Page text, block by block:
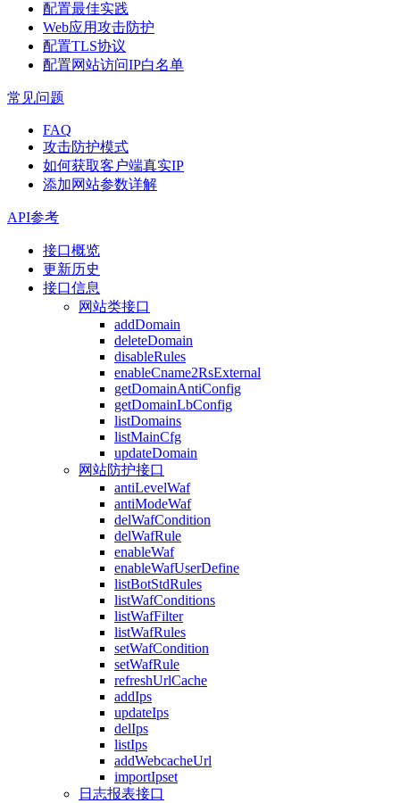
配置最佳实践
Web应用攻击防护
配置TLS协议
配置网站访问IP白名单
常见问题
FAQ
攻击防护模式
如何获取客户端真实IP
添加网站参数详解
API参考
接口概览
更新历史
接口信息
网站类接口
addDomain
deleteDomain
disableRules
enableCname2RsExternal
getDomainAntiConfig
getDomainLbConfig
listDomains
listMainCfg
updateDomain
网站防护接口
antiLevelWaf
antiModeWaf
delWafCondition
delWafRule
enableWaf
enableWafUserDefine
listBotStdRules
listWafConditions
listWafFilter
listWafRules
setWafCondition
setWafRule
refreshUrlCache
addIps
updateIps
delIps
listIps
addWebcacheUrl
importIpset
日志报表接口